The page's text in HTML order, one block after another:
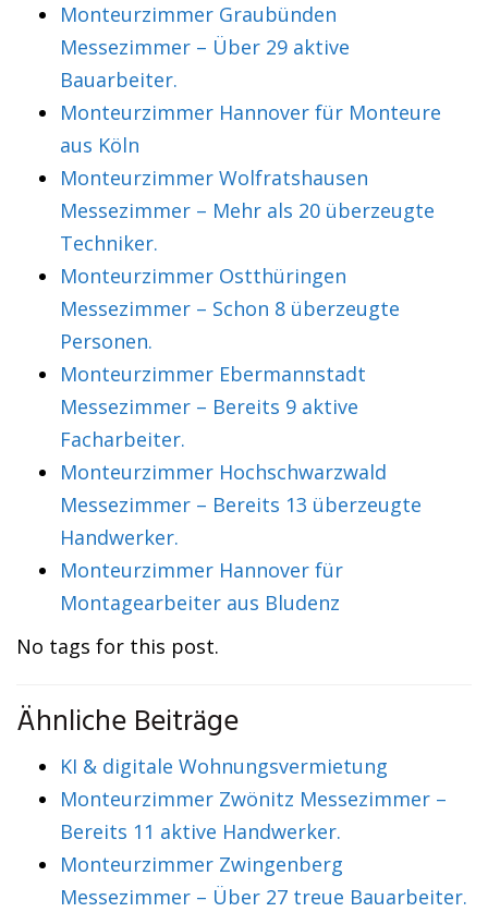
Monteurzimmer Graubünden
Messezimmer – Über 29 aktive
Bauarbeiter.
Monteurzimmer Hannover für Monteure
aus Köln
Monteurzimmer Wolfratshausen
Messezimmer – Mehr als 20 überzeugte
Techniker.
Monteurzimmer Ostthüringen
Messezimmer – Schon 8 überzeugte
Personen.
Monteurzimmer Ebermannstadt
Messezimmer – Bereits 9 aktive
Facharbeiter.
Monteurzimmer Hochschwarzwald
Messezimmer – Bereits 13 überzeugte
Handwerker.
Monteurzimmer Hannover für
Montagearbeiter aus Bludenz
No tags for this post.
Ähnliche Beiträge
KI & digitale Wohnungsvermietung
Monteurzimmer Zwönitz Messezimmer –
Bereits 11 aktive Handwerker.
Monteurzimmer Zwingenberg
Messezimmer – Über 27 treue Bauarbeiter.